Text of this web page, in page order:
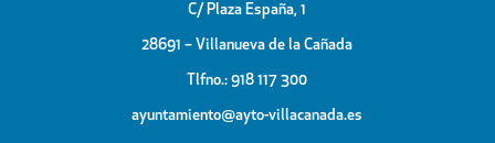
C/ Plaza España, 1
28691 – Villanueva de la Cañada
Tlfno.: 918 117 300
ayuntamiento@ayto-villacanada.es